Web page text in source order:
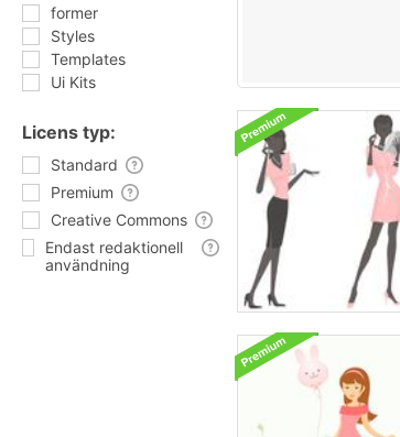
former
Styles
Templates
Ui Kits
Licens typ:
Standard
Premium
Creative Commons
Endast redaktionell
användning